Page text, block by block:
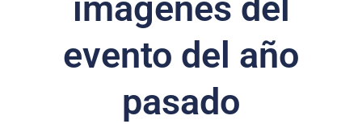
evento del año
pasado